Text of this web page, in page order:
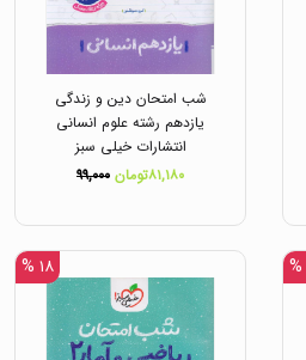
شب امتحان دین و زندگی
یازدهم رشته علوم انسانی
انتشارات خیلی سبز
۸۱,۱۸۰تومان
۹۹,۰۰۰
۱۸ %